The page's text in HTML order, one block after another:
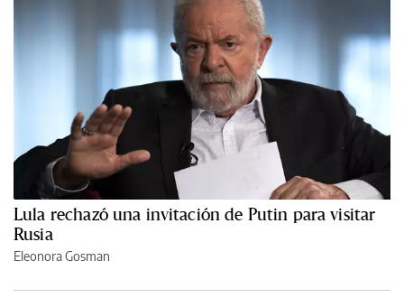
Lula rechazó una invitación de Putin para visitar
Rusia
Eleonora Gosman